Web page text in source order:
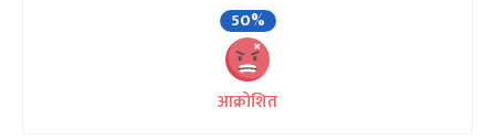
50%
आक्रोशित